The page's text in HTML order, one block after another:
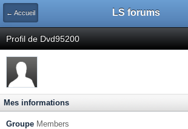
← Accueil LS forums
Profil de Dvd95200
Mes informations
Groupe Members